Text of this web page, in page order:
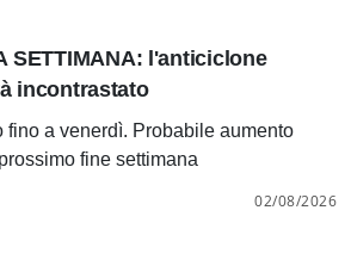
SETTIMANA: l'anticiclone
incontrastato
fino a venerdì. Probabile aumento
fine settimana
02/08/2026